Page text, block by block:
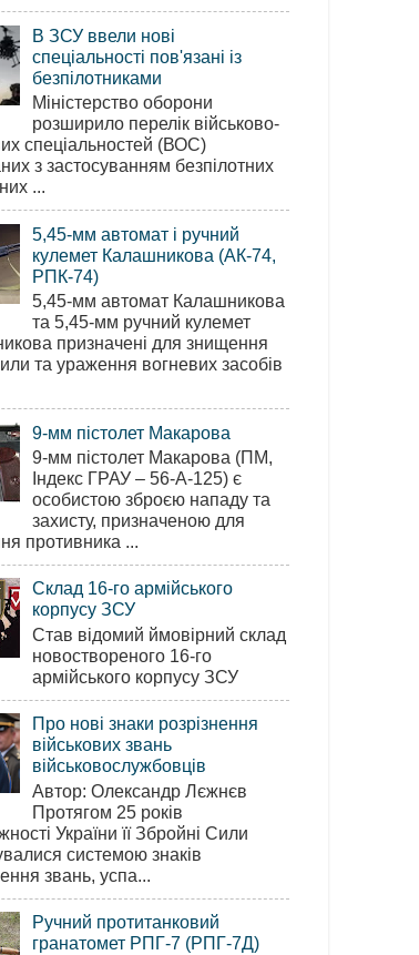
В ЗСУ ввели нові
спеціальності пов'язані із
безпілотниками
Міністерство оборони
розширило перелік військово-
спеціальностей (ВОС)
з застосуванням безпілотних
...
5,45-мм автомат і ручний
кулемет Калашникова (АК-74,
РПК-74)
5,45-мм автомат Калашникова
та 5,45-мм ручний кулемет
призначені для знищення
та ураження вогневих засобів
9-мм пістолет Макарова
9-мм пістолет Макарова (ПМ,
Індекс ГРАУ – 56-А-125) є
особистою зброєю нападу та
захисту, призначеною для
противника ...
Склад 16-го армійського
корпусу ЗСУ
Став відомий ймовірний склад
новоствореного 16-го
армійського корпусу ЗСУ
Про нові знаки розрізнення
військових звань
військовослужбовців
Автор: Олександр Лєжнєв
Протягом 25 років
України її Збройні Сили
системою знаків
звань, успа...
Ручний протитанковий
гранатомет РПГ-7 (РПГ-7Д)